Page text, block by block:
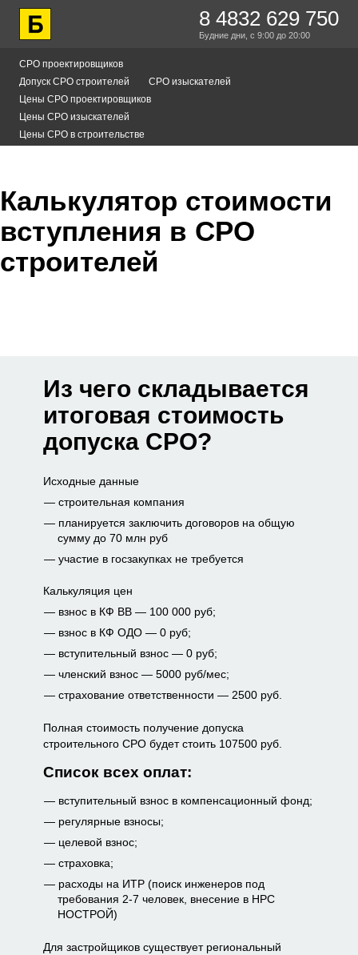
8 4832 629 750
Будние дни, с 9:00 до 20:00
СРО проектировщиков
Допуск СРО строителей
СРО изыскателей
Цены СРО проектировщиков
Цены СРО изыскателей
Цены СРО в строительстве
Калькулятор стоимости
вступления в СРО
строителей
Из чего складывается
итоговая стоимость
допуска СРО?
Исходные данные
строительная компания
планируется заключить договоров на общую
сумму до 70 млн руб
участие в госзакупках не требуется
Калькуляция цен
взнос в КФ ВВ — 100 000 руб;
взнос в КФ ОДО — 0 руб;
вступительный взнос — 0 руб;
членский взнос — 5000 руб/мес;
страхование ответственности — 2500 руб.
Полная стоимость получение допуска
строительного СРО будет стоить 107500 руб.
Список всех оплат:
вступительный взнос в компенсационный фонд;
регулярные взносы;
целевой взнос;
страховка;
расходы на ИТР (поиск инженеров под
требования 2-7 человек, внесение в НРС
НОСТРОЙ)
Для застройщиков существует региональный